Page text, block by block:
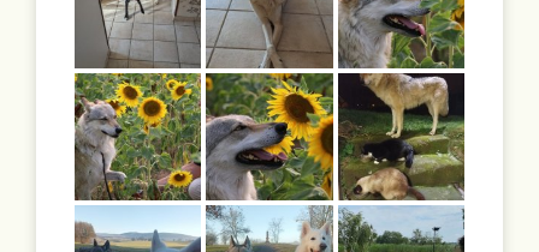
Activités
Rechercher: